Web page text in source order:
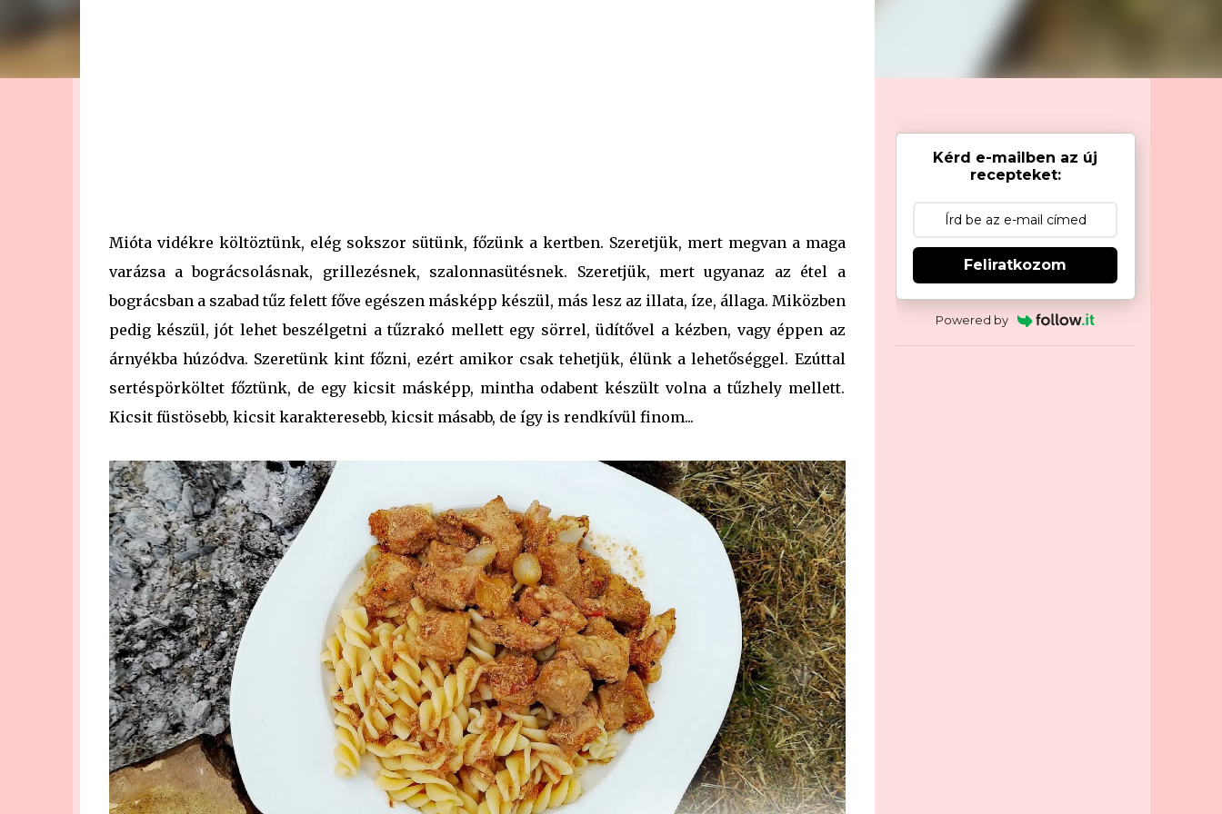
Mióta vidékre költöztünk, elég sokszor sütünk, főzünk a kertben. Szeretjük, mert megvan a maga
varázsa a bográcsolásnak, grillezésnek, szalonnasütésnek. Szeretjük, mert ugyanaz az étel a
bográcsban a szabad tűz felett főve egészen másképp készül, más lesz az illata, íze, állaga. Miközben
pedig készül, jót lehet beszélgetni a tűzrakó mellett egy sörrel, üdítővel a kézben, vagy éppen az
árnyékba húzódva. Szeretünk kint főzni, ezért amikor csak tehetjük, élünk a lehetőséggel. Ezúttal
sertéspörköltet főztünk, de egy kicsit másképp, mintha odabent készült volna a tűzhely mellett.
Kicsit füstösebb, kicsit karakteresebb, kicsit másabb, de így is rendkívül finom...
Kérd e-mailben az új
recepteket:
Feliratkozom
Powered by